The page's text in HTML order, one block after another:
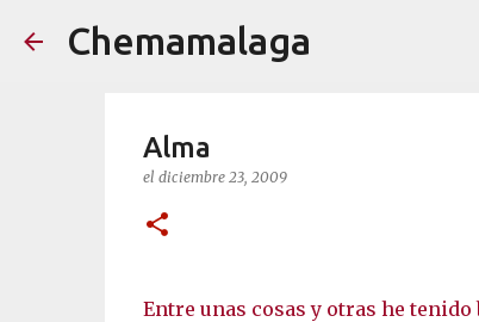
Chemamalaga
Alma
el diciembre 23, 2009
Entre unas cosas y otras he